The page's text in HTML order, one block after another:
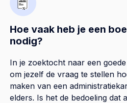
Hoe vaak heb je een
nodig?
In je zoektocht naar een
om jezelf de vraag te stellen
maken van een
elders. Is het de bedoeling dat